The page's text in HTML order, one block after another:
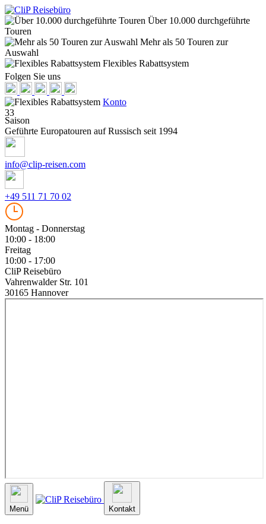
Über 10.000 durchgeführte
Touren
Mehr als 50 Touren zur
Auswahl
Flexibles Rabattsystem
Folgen Sie uns
Konto
33
Saison
Geführte Europatouren auf Russisch seit 1994
info@clip-reisen.com
+49 511 71 70 02
Montag - Donnerstag
10:00 - 18:00
Freitag
10:00 - 17:00
CliP Reisebüro
Vahrenwalder Str. 101
30165 Hannover
Menü Kontakt